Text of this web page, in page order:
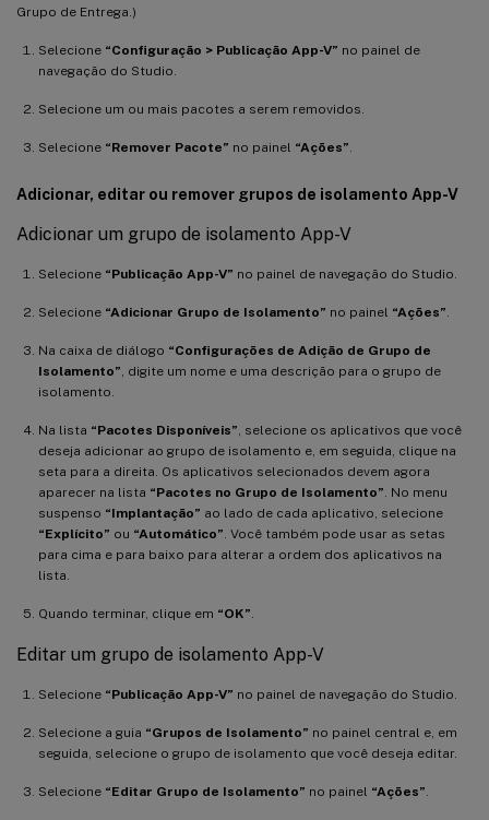
Grupo de Entrega.)
Selecione “Configuração > Publicação App-V” no painel de
navegação do Studio.
Selecione um ou mais pacotes a serem removidos.
Selecione “Remover Pacote” no painel “Ações”
Adicionar, editar ou remover grupos de isolamento App-V
Adicionar um grupo de isolamento App-V
Selecione “Publicação App-V” no painel de navegação do Studio.
Selecione “Adicionar Grupo de Isolamento” no painel “Ações”
Na caixa de diálogo “Configurações de Adição de Grupo de
Isolamento” , digite um nome e uma descrição para o grupo de
isolamento.
Na lista “Pacotes Disponíveis” , selecione os aplicativos que você
deseja adicionar ao grupo de isolamento e, em seguida, clique na
seta para a direita. Os aplicativos selecionados devem agora
aparecer na lista “Pacotes no Grupo de Isolamento” . No menu
suspenso “Implantação” ao lado de cada aplicativo, selecione
“Explícito” ou “Automático” . Você também pode usar as setas
para cima e para baixo para alterar a ordem dos aplicativos na
lista.
Quando terminar, clique em “OK”
Editar um grupo de isolamento App-V
Selecione “Publicação App-V” no painel de navegação do Studio.
Selecione a guia “Grupos de Isolamento” no painel central e, em
seguida, selecione o grupo de isolamento que você deseja editar.
Selecione “Editar Grupo de Isolamento” no painel “Ações”